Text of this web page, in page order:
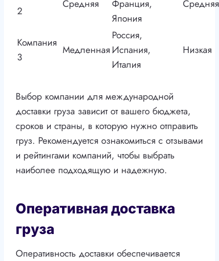
2
Средняя
Франция,
Япония
Средняя
Компания
3
Медленная
Россия,
Испания,
Италия
Низкая
Выбор компании для международной
доставки груза зависит от вашего бюджета,
сроков и страны, в которую нужно отправить
груз. Рекомендуется ознакомиться с отзывами
и рейтингами компаний, чтобы выбрать
наиболее подходящую и надежную.
Оперативная доставка
груза
Оперативность доставки обеспечивается